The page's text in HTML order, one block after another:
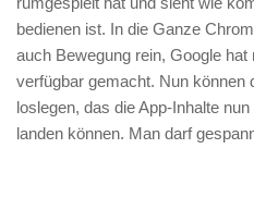
bedienen ist. In die Ganze
auch Bewegung rein, Google
verfügbar gemacht. Nun können
loslegen, das die App-Inhalte
landen können. Man darf